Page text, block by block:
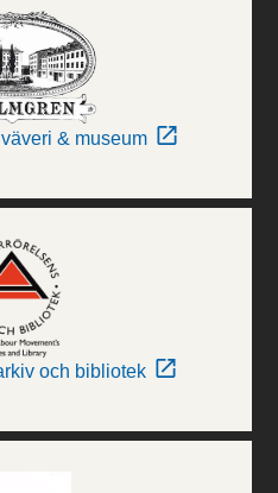
& museum
och bibliotek